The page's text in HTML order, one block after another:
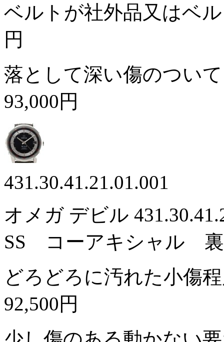
ベルトが社外品又はベ
円
落として深い傷のつい
93,000円
431.30.41.21.01.001
オメガ デビル
SS コーアキシャル
どろどろに汚れた小傷
92,500円